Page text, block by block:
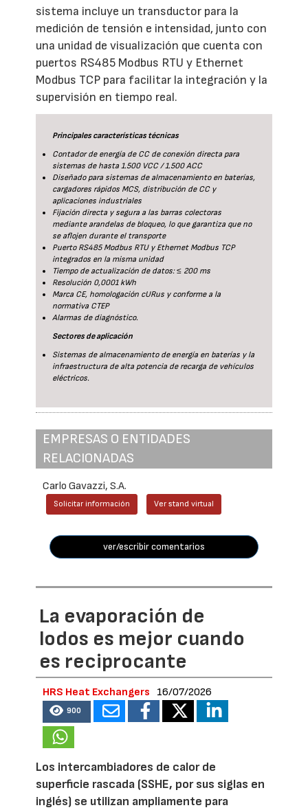
sistema incluye un transductor para la
medición de tensión e intensidad, junto con
una unidad de visualización que cuenta con
puertos RS485 Modbus RTU y Ethernet
Modbus TCP para facilitar la integración y la
supervisión en tiempo real.
Principales características técnicas
Contador de energía de CC de conexión directa para
sistemas de hasta 1.500 VCC / 1.500 ACC
Diseñado para sistemas de almacenamiento en baterías,
cargadores rápidos MCS, distribución de CC y
aplicaciones industriales
Fijación directa y segura a las barras colectoras
mediante arandelas de bloqueo, lo que garantiza que no
se aflojen durante el transporte
Puerto RS485 Modbus RTU y Ethernet Modbus TCP
integrados en la misma unidad
Tiempo de actualización de datos: ≤ 200 ms
Resolución 0,0001 kWh
Marca CE, homologación cURus y conforme a la
normativa CTEP
Alarmas de diagnóstico.
Sectores de aplicación
Sistemas de almacenamiento de energía en baterías y la
infraestructura de alta potencia de recarga de vehículos
eléctricos.
EMPRESAS O ENTIDADES
RELACIONADAS
Carlo Gavazzi, S.A.
Solicitar información Ver stand virtual
ver/escribir comentarios
La evaporación de
lodos es mejor cuando
es reciprocante
HRS Heat Exchangers 16/07/2026
900
Los intercambiadores de calor de
superficie rascada (SSHE, por sus siglas en
inglés) se utilizan ampliamente para